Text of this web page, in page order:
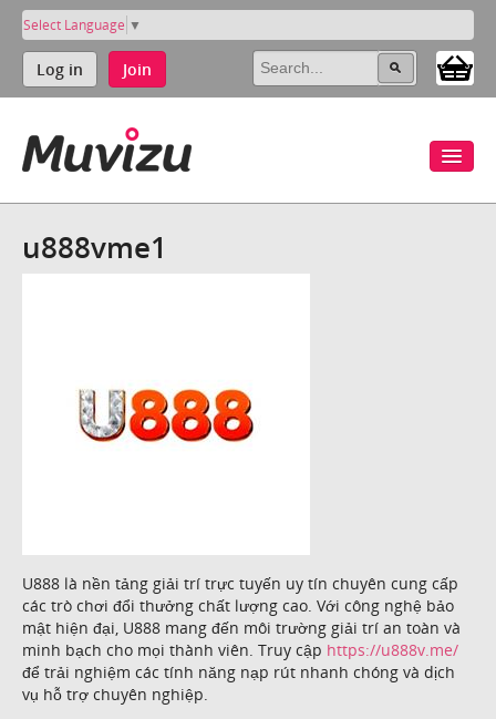
Select Language ▼
Log in Join
u888vme1
U888 là nền tảng giải trí trực tuyến uy tín chuyên cung cấp
các trò chơi đổi thưởng chất lượng cao. Với công nghệ bảo
mật hiện đại, U888 mang đến môi trường giải trí an toàn và
minh bạch cho mọi thành viên. Truy cập https://u888v.me/
để trải nghiệm các tính năng nạp rút nhanh chóng và dịch
vụ hỗ trợ chuyên nghiệp.